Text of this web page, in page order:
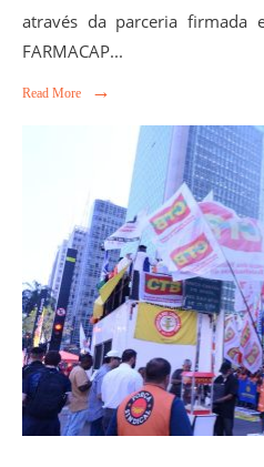
através da parceria firmada
FARMACAP...
Read More →